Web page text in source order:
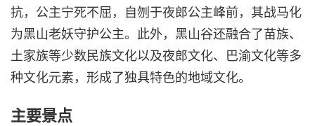
抗，公主宁死不屈，自刎于夜郎公主峰前，其战马化
为黑山老妖守护公主。此外，黑山谷还融合了苗族、
土家族等少数民族文化以及夜郎文化、巴渝文化等多
种文化元素，形成了独具特色的地域文化。
主要景点